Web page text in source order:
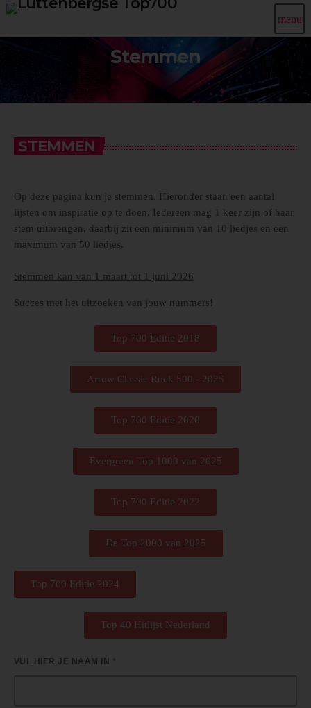
menu
Stemmen
STEMMEN
Op deze pagina kun je stemmen. Hieronder staan een aantal
lijsten om inspiratie op te doen. Iedereen mag 1 keer zijn of haar
stem uitbrengen, daarbij zit een minimum van 10 liedjes en een
maximum van 50 liedjes.
Stemmen kan van 1 maart tot 1 juni 2026
Succes met het uitzoeken van jouw nummers!
Top 700 Editie 2018
Arrow Classic Rock 500 - 2025
Top 700 Editie 2020
Evergreen Top 1000 van 2025
Top 700 Editie 2022
De Top 2000 van 2025
Top 700 Editie 2024
Top 40 Hitlijst Nederland
S
VUL HIER JE NAAM IN *